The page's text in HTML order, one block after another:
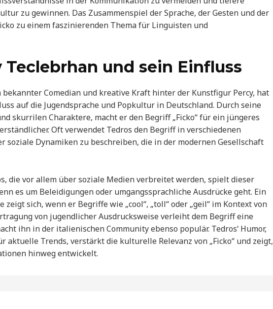
zu gewinnen. Das Zusammenspiel der Sprache, der Gesten und der
zu einem faszinierenden Thema für Linguisten und
Teclebrhan und sein Einfluss
bekannter Comedian und kreative Kraft hinter der Kunstfigur Percy, hat
auf die Jugendsprache und Popkultur in Deutschland. Durch seine
skurrilen Charaktere, macht er den Begriff „Ficko“ für ein jüngeres
Oft verwendet Tedros den Begriff in verschiedenen
soziale Dynamiken zu beschreiben, die in der modernen Gesellschaft
die vor allem über soziale Medien verbreitet werden, spielt dieser
es um Beleidigungen oder umgangssprachliche Ausdrücke geht. Ein
zeigt sich, wenn er Begriffe wie „cool“, „toll“ oder „geil“ im Kontext von
von jugendlicher Ausdrucksweise verleiht dem Begriff eine
ihn in der italienischen Community ebenso populär. Tedros‘ Humor,
aktuelle Trends, verstärkt die kulturelle Relevanz von „Ficko“ und zeigt,
hinweg entwickelt.